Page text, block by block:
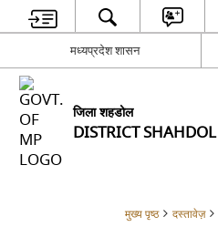
मध्यप्रदेश शासन
जिला शहडोल
DISTRICT SHAHDOL
मुख्य पृष्ठ दस्तावेज़